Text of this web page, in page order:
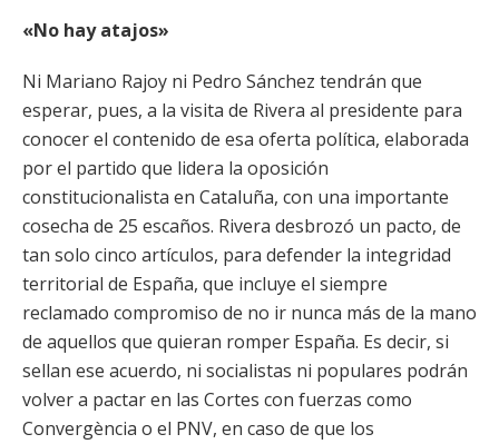
«No hay atajos»
Ni Mariano Rajoy ni Pedro Sánchez tendrán que
esperar, pues, a la visita de Rivera al presidente para
conocer el contenido de esa oferta política, elaborada
por el partido que lidera la oposición
constitucionalista en Cataluña, con una importante
cosecha de 25 escaños. Rivera desbrozó un pacto, de
tan solo cinco artículos, para defender la integridad
territorial de España, que incluye el siempre
reclamado compromiso de no ir nunca más de la mano
de aquellos que quieran romper España. Es decir, si
sellan ese acuerdo, ni socialistas ni populares podrán
volver a pactar en las Cortes con fuerzas como
Convergència o el PNV, en caso de que los